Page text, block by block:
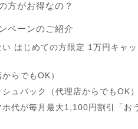
方がお得なの？
ペーンのご紹介
はじめての方限定 1万円キャ
らでもOK）
ュバック（代理店からでもOK）
代が毎月最大1,100円割引「お